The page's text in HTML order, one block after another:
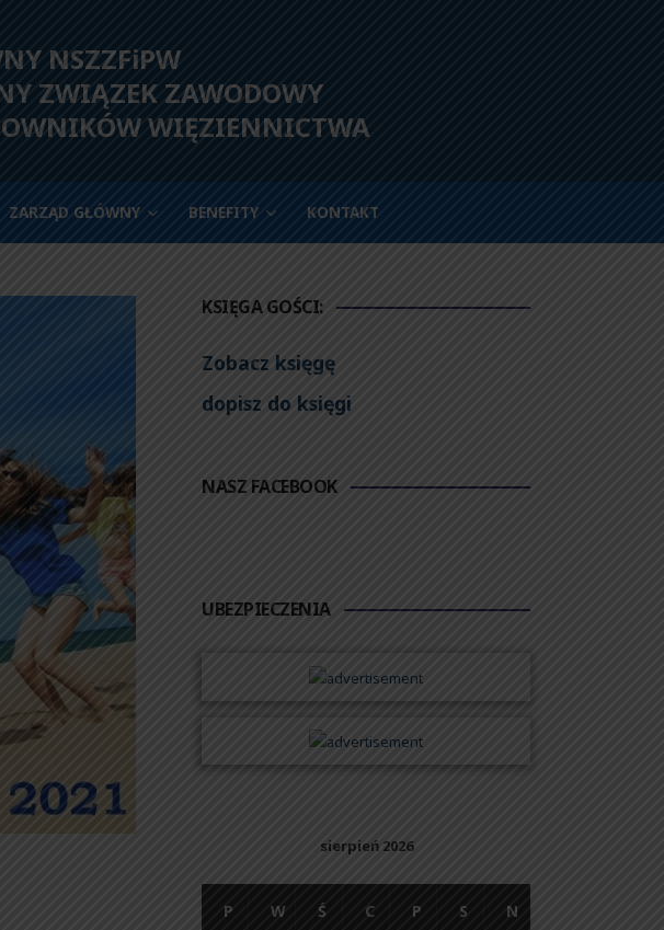
ZWIĄZEK ZAWODOWY
WIĘZIENNICTWA
ZARZĄD GŁÓWNY BENEFITY KONTAKT
KSIĘGA GOŚCI:
Zobacz księgę
dopisz do księgi
NASZ FACEBOOK
UBEZPIECZENIA
sierpień 2026
P W Ś C P S N